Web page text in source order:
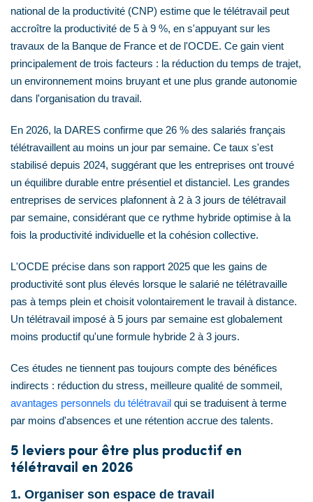
national de la productivité (CNP) estime que le télétravail peut
accroître la productivité de 5 à 9 %, en s'appuyant sur les
travaux de la Banque de France et de l'OCDE. Ce gain vient
principalement de trois facteurs : la réduction du temps de trajet,
un environnement moins bruyant et une plus grande autonomie
dans l'organisation du travail.
En 2026, la DARES confirme que 26 % des salariés français
télétravaillent au moins un jour par semaine. Ce taux s'est
stabilisé depuis 2024, suggérant que les entreprises ont trouvé
un équilibre durable entre présentiel et distanciel. Les grandes
entreprises de services plafonnent à 2 à 3 jours de télétravail
par semaine, considérant que ce rythme hybride optimise à la
fois la productivité individuelle et la cohésion collective.
L'OCDE précise dans son rapport 2025 que les gains de
productivité sont plus élevés lorsque le salarié ne télétravaille
pas à temps plein et choisit volontairement le travail à distance.
Un télétravail imposé à 5 jours par semaine est globalement
moins productif qu'une formule hybride 2 à 3 jours.
Ces études ne tiennent pas toujours compte des bénéfices
indirects : réduction du stress, meilleure qualité de sommeil,
avantages personnels du télétravail qui se traduisent à terme
par moins d'absences et une rétention accrue des talents.
5 leviers pour être plus productif en
télétravail en 2026
1. Organiser son espace de travail